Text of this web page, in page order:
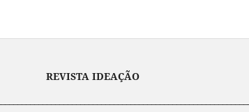
REVISTA IDEAÇÃO